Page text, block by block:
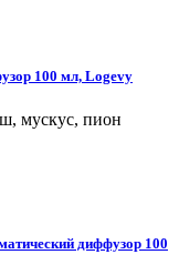
100 мл, Logevy
мускус, пион
диффузор 100